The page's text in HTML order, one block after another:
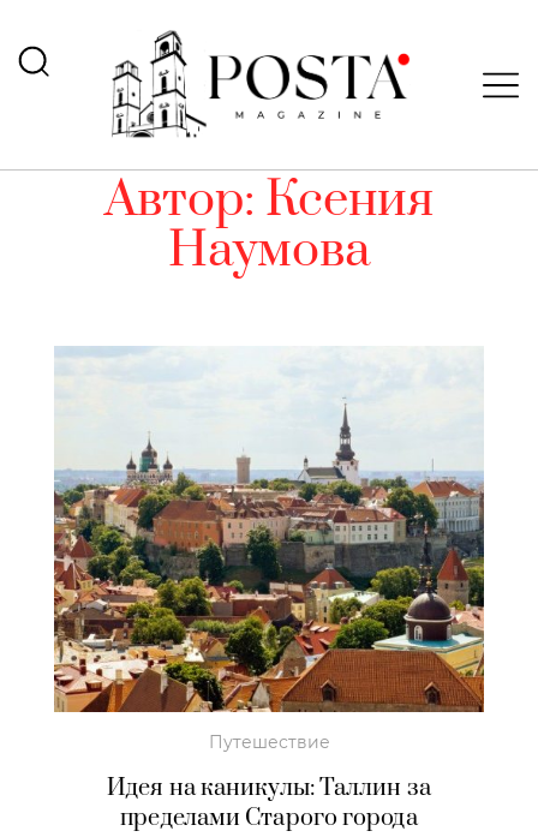
Автор: Ксения
Наумова
Путешествие
Идея на каникулы: Таллин за
пределами Старого города